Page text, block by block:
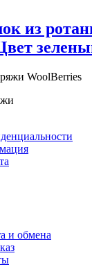
из
и обмена